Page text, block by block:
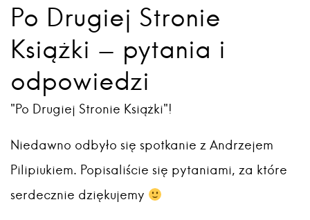
Po Drugiej Stronie
Książki - pytania i
odpowiedzi
"Po Drugiej Stronie Książki"!
Niedawno odbyło się spotkanie z Andrzejem
Pilipiukiem. Popisaliście się pytaniami, za które
serdecznie dziękujemy